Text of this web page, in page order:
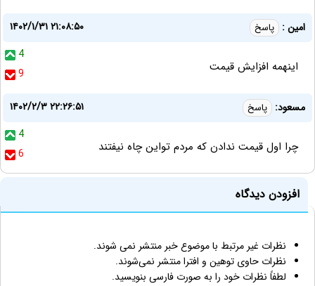
امین : پاسخ
۱۴۰۲/۱/۳۱ ۲۱:۰۸:۵۰
4
9
اینهمه افزایش قیمت
مسعود: پاسخ
۱۴۰۲/۲/۳ ۲۲:۲۶:۵۱
4
6
چرا اول قیمت ندادن که مردم تواین چاه نیفتند
افزودن دیدگاه
نظرات غیر مرتبط با موضوع خبر منتشر نمی شوند.
نظرات حاوی توهین و افترا منتشر نمی‌شوند.
لطفاً نظرات خود را به صورت فارسی بنویسید.